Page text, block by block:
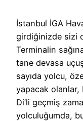
İstanbul İGA
girdiğinizde sizi
Terminalin
tane devasa
sayıda yolcu,
yapacak olanlar,
Di’li geçmiş
yolculuğumda,